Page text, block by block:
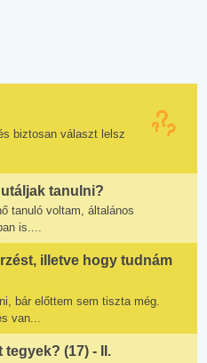
biztosan választ lelsz
tanulni?
tanuló voltam, általános
is....
illetve hogy tudnám
bár előttem sem tiszta még.
van...
(17) - II.